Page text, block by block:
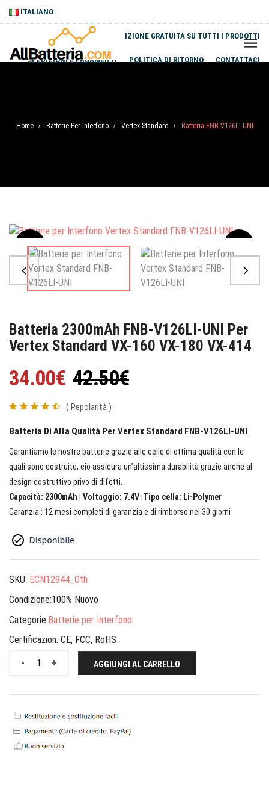
ITALIANO
SPEDIZIONE GRATUITA SU TUTTI I PRODOTTI
SPEDIZIONI E PAGAMENTI POLITICA DI RITORNO CONTATTACI
Home / Batterie Per Interfono / Vertex Standard / Batteria FNB-V126LI-UNI
Sale
Batteria 2300mAh FNB-V126LI-UNI Per
Vertex Standard VX-160 VX-180 VX-414
34.00€ 42.50€
( Pepolarità )
Batteria Di Alta Qualità Per Vertex Standard FNB-V126LI-UNI
Garantiamo le nostre batterie grazie alle celle di ottima qualità con le
quali sono costruite, ciò assicura un’altissima durabilità grazie anche al
design costruttivo privo di difetti.
Capacità: 2300mAh | Voltaggio: 7.4V |Tipo cella: Li-Polymer
Garanzia : 12 mesi completi di garanzia e di rimborso nei 30 giorni
SKU: ECN12944_Oth
Condizione:100% Nuovo
Categorie:Batterie per Interfono
Certificazion: CE, FCC, RoHS
+
- AGGIUNGI AL CARRELLO